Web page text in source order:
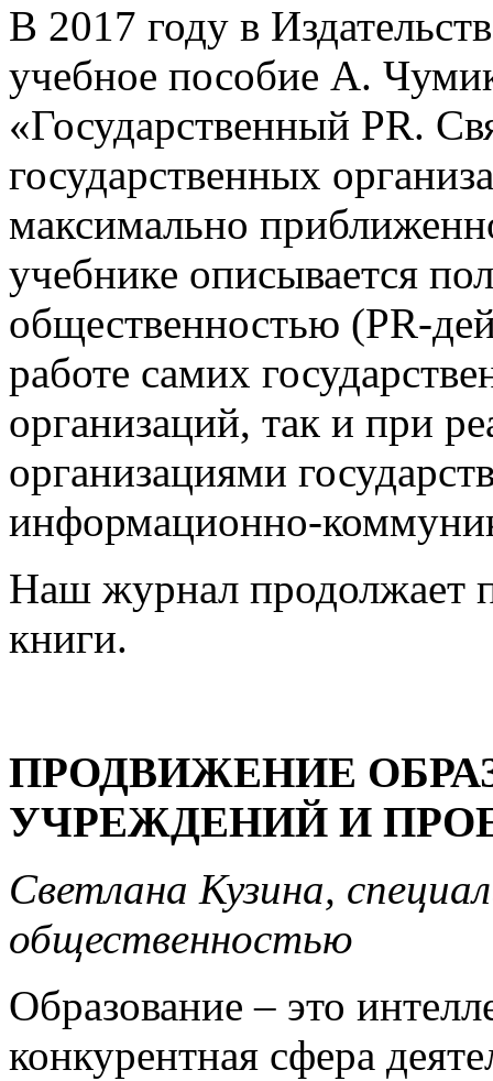
В 2017 году в
учебное пособие А.
«Государственный PR.
государственных
максимально
учебнике описывается
общественностью (PR-
работе самих
организаций, так и при
организациями
информационно-
Наш журнал продолжает
книги.
ПРОДВИЖЕНИЕ
УЧРЕЖДЕНИЙ И
Светлана Кузина,
общественностью
Образование – это
конкурентная сфера